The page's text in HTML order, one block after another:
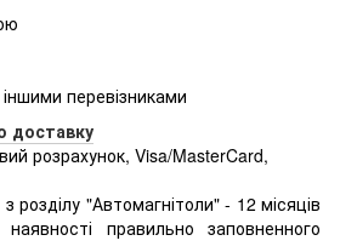
перевізниками
доставку
розрахунок, Visa/MasterCard,
розділу "Автомагнітоли" - 12 місяців
правильно заповненного